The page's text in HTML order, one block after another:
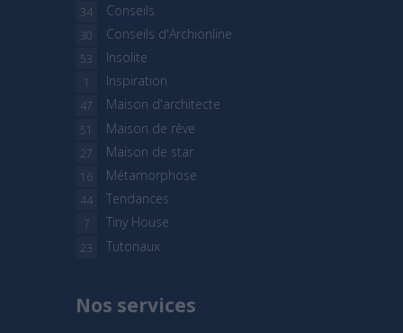
Conseils
34
Conseils d'Archionline
30
Insolite
53
Inspiration
1
Maison d'architecte
47
Maison de rêve
51
Maison de star
27
Métamorphose
16
Tendances
44
Tiny House
7
Tutoriaux
23
Nos services